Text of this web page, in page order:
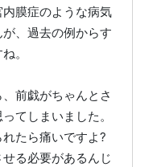
膜症のような病気
、過去の例からす
。
前戯がちゃんとさ
てしまいました。
たら痛いですよ?
る必要があるんじ